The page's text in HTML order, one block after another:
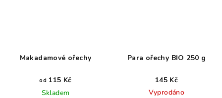
Makadamové ořechy
od 115 Kč
Skladem
Para ořechy BIO 250 g
145 Kč
Vyprodáno